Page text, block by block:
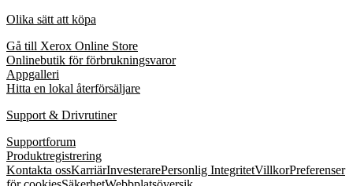
Olika sätt att köpa
Gå till Xerox Online Store
Onlinebutik för förbrukningsvaror
Appgalleri
Hitta en lokal återförsäljare
Support & Drivrutiner
Supportforum
Produktregistrering
Kontakta ossKarriärInvesterarePersonlig IntegritetVillkorPreferenser